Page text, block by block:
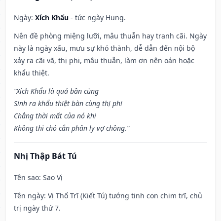
Ngày: Xích Khẩu - tức ngày Hung.
Nên đề phòng miệng lưỡi, mâu thuẫn hay tranh cãi. Ngày
này là ngày xấu, mưu sự khó thành, dễ dẫn đến nội bộ
xảy ra cãi vã, thị phi, mâu thuẫn, làm ơn nên oán hoặc
khẩu thiệt.
“Xích Khẩu là quả bần cùng
Sinh ra khẩu thiệt bàn cùng thị phi
Chẳng thời mất của nó khi
Không thì chó cắn phân ly vợ chồng.”
Nhị Thập Bát Tú
Tên sao: Sao Vị
Tên ngày: Vị Thổ Trĩ (Kiết Tú) tướng tinh con chim trĩ, chủ
trị ngày thứ 7.